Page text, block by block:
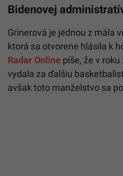
Bidenovej
Grinerová je jednou z mála
ktorá sa otvorene hlásila k
Radar Online píše, že v
vydala za ďalšiu
avšak toto manželstvo sa